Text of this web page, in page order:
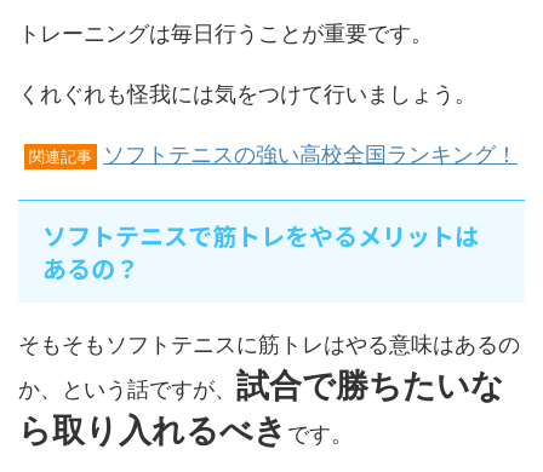
トレーニングは毎日行うことが重要です。
くれぐれも怪我には気をつけて行いましょう。
関連記事 ソフトテニスの強い高校全国ランキング！
ソフトテニスで筋トレをやるメリットは
あるの？
そもそもソフトテニスに筋トレはやる意味はあるの
か、という話ですが、 試合で勝ちたいな
ら取り入れるべき です。